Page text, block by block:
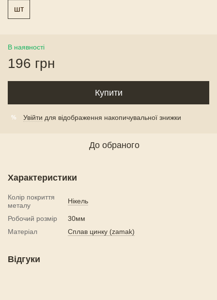
шт
В наявності
196 грн
Купити
% Увійти для відображення накопичувальної знижки
До обраного
Характеристики
Колір покриття
металу
Нікель
Робочий розмір
30мм
Матеріал
Сплав цинку (zamak)
Відгуки